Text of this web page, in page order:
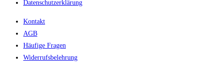
Datenschutzerklärung
Kontakt
AGB
Häufige Fragen
Widerrufsbelehrung